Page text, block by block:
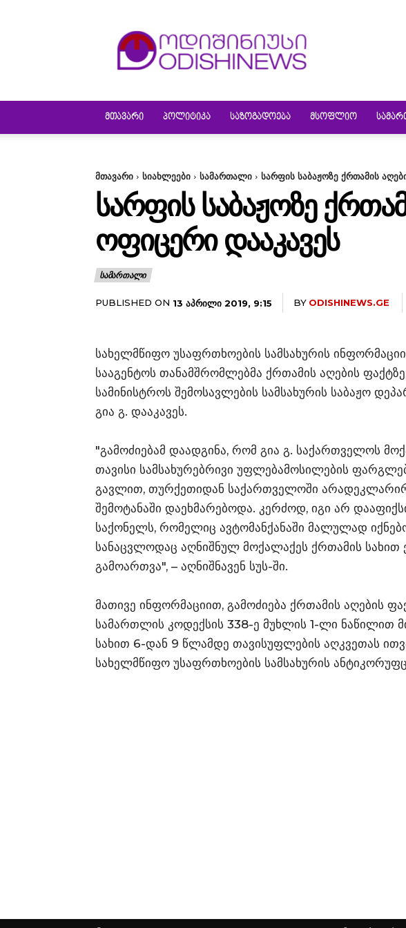
ᲛᲗᲐᲕᲐᲠᲘ ᲞᲝᲚᲘᲢᲘᲙᲐ ᲡᲐᲖᲝᲒᲐᲓᲝᲔᲑᲐ ᲛᲡᲝᲤᲚᲘᲝ
მთავარი სიახლეები სამართალი სარფის საბაჟოზე ქრთამის
ᲡᲐᲠᲤᲘᲡ ᲡᲐᲑᲐᲟᲝᲖᲔ
ᲝᲤᲘᲪᲔᲠᲘ ᲓᲐᲐᲙᲐᲕᲔᲡ
ᲡᲐᲛᲐᲠᲗᲐᲚᲘ
PUBLISHED ON 13 ᲐᲞᲠᲘᲚᲘ 2019, 9:15 BY ODISHINEWS.GE
სახელმწიფო უსაფრთხოების სამსახურის
სააგენტოს თანამშრომლებმა ქრთამის აღების
სამინისტროს შემოსავლების სამსახურის საბაჟო
გია გ. დააკავეს.
"გამოძიებამ დაადგინა, რომ გია გ. საქართველოს
თავისი სამსახურებრივი უფლებამოსილების
გავლით, თურქეთიდან საქართველოში
შემოტანაში დაეხმარებოდა. კერძოდ, იგი არ
საქონელს, რომელიც ავტომანქანაში მალულად
სანაცვლოდაც აღნიშნულ მოქალაქეს ქრთამის
გამოართვა", – აღნიშნავენ სუს-ში.
​მათივე ინფორმაციით, გამოძიება ქრთამის აღების
სამართლის კოდექსის 338-ე მუხლის 1-ლი ნაწილით
სახით 6-დან 9 წლამდე თავისუფლების აღკვეთას
სახელმწიფო უსაფრთხოების სამსახურის